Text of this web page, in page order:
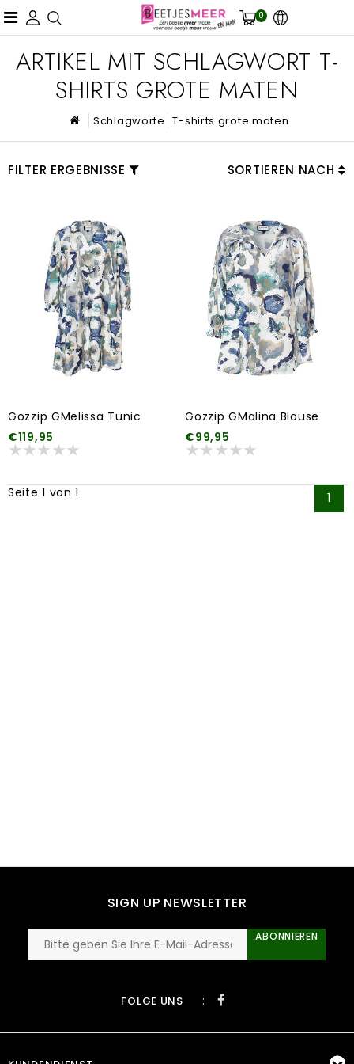
0
ARTIKEL MIT SCHLAGWORT T-
SHIRTS GROTE MATEN
Schlagworte T-shirts grote maten
FILTER ERGEBNISSE SORTIEREN NACH
Gozzip GMelissa Tunic
€119,95
Gozzip GMalina Blouse
€99,95
Seite 1 von 1 1
SIGN UP NEWSLETTER
ABONNIEREN
FOLGE UNS :